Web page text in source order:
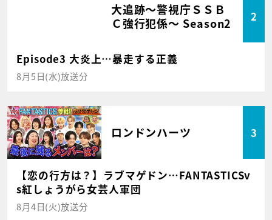
大追跡～警視庁ＳＳＢ
Ｃ強行犯係～ Season2
2
Episode3 大炎上…暴走する正義
8月5日(水)放送分
ロンドンハーツ 3
【恋の行方は？】ラブマゲドン…FANTASTICSv
s紅しょうがら女芸人軍団
8月4日(火)放送分